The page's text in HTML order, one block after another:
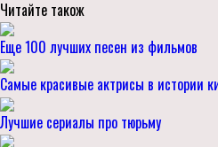
Читайте також
Еще 100 лучших песен из фильмов
Самые красивые актрисы в истории
Лучшие сериалы про тюрьму